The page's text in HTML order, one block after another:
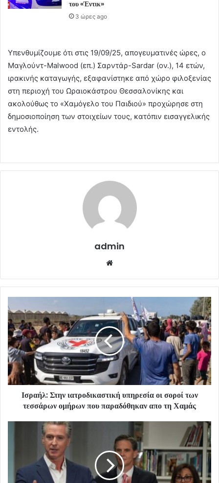
του «Έντικ»
3 ώρες ago
Υπενθυμίζουμε ότι στις 19/09/25, απογευματινές ώρες, ο
Μαγλούντ-Malwood (επ.) Σαρντάρ-Sardar (ον.), 14 ετών,
ιρακινής καταγωγής, εξαφανίστηκε από χώρο φιλοξενίας
στη περιοχή του Ωραιοκάστρου Θεσσαλονίκης και
ακολούθως το «Χαμόγελο του Παιδιού» προχώρησε στη
δημοσιοποίηση των στοιχείων τους, κατόπιν εισαγγελικής
εντολής.
admin
Ισραήλ: Στην ιατροδικαστική υπηρεσία οι σοροί των
τεσσάρων ομήρων που παραδόθηκαν απο τη Χαμάς